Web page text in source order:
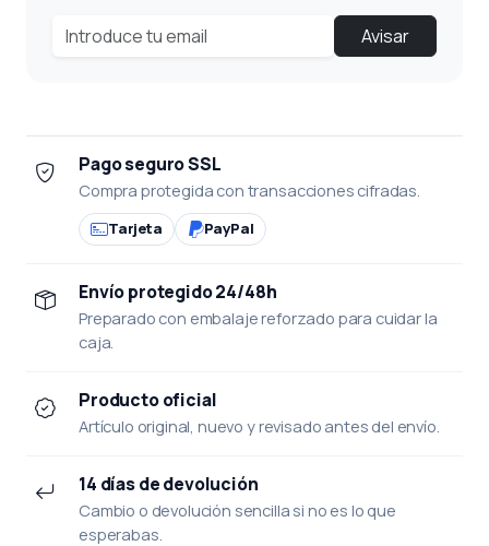
Avisar
Pago seguro SSL
Compra protegida con transacciones cifradas.
Tarjeta PayPal
Envío protegido 24/48h
Preparado con embalaje reforzado para cuidar la
caja.
Producto oficial
Artículo original, nuevo y revisado antes del envío.
14 días de devolución
Cambio o devolución sencilla si no es lo que
esperabas.